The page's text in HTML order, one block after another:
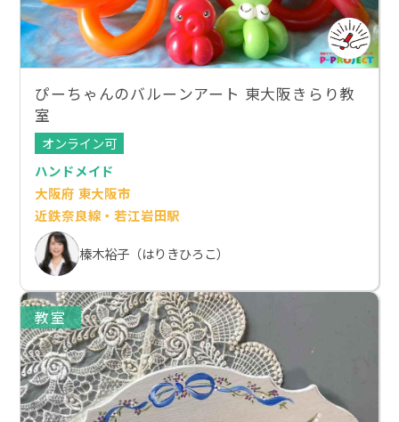
ぴーちゃんのバルーンアート 東大阪きらり教
室
オンライン可
ハンドメイド
大阪府 東大阪市
近鉄奈良線・若江岩田駅
榛木裕子（はりきひろこ）
教室